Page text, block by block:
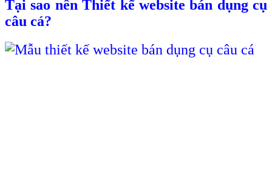
Tại sao nên Thiết kế website bán dụng cụ
câu cá?